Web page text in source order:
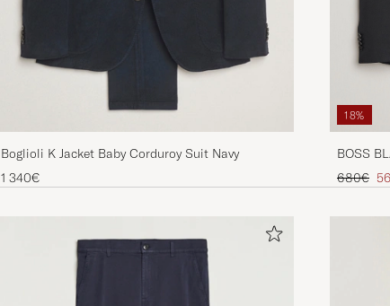
Boglioli K Jacket Baby Corduroy Suit Navy
1 340€
18%
BOSS
680€